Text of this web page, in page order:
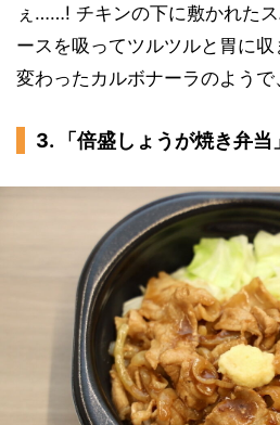
ぇ……! チキンの下に敷かれた
ースを吸ってツルツルと胃に
変わったカルボナーラのよう
3. 「倍盛しょうが焼き弁